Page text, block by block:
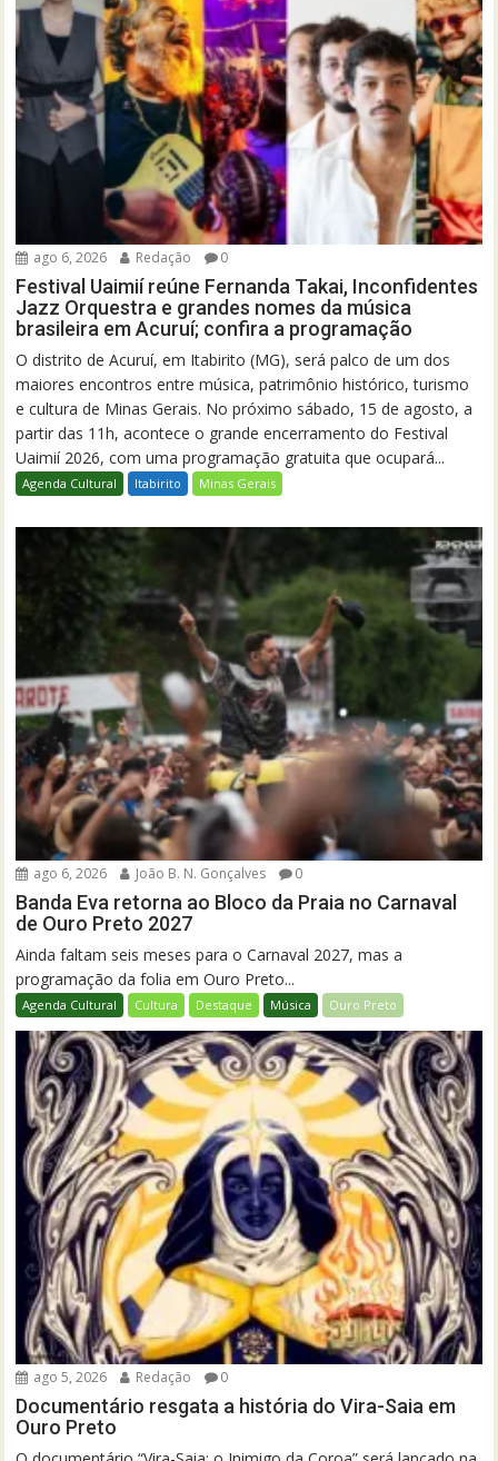
ago 6, 2026 Redação 0
Festival Uaimií reúne Fernanda Takai, Inconfidentes
Jazz Orquestra e grandes nomes da música
brasileira em Acuruí; confira a programação
O distrito de Acuruí, em Itabirito (MG), será palco de um dos
maiores encontros entre música, patrimônio histórico, turismo
e cultura de Minas Gerais. No próximo sábado, 15 de agosto, a
partir das 11h, acontece o grande encerramento do Festival
Uaimií 2026, com uma programação gratuita que ocupará...
Agenda Cultural Itabirito Minas Gerais
ago 6, 2026 João B. N. Gonçalves 0
Banda Eva retorna ao Bloco da Praia no Carnaval
de Ouro Preto 2027
Ainda faltam seis meses para o Carnaval 2027, mas a
programação da folia em Ouro Preto...
Agenda Cultural Cultura Destaque Música Ouro Preto
ago 5, 2026 Redação 0
Documentário resgata a história do Vira-Saia em
Ouro Preto